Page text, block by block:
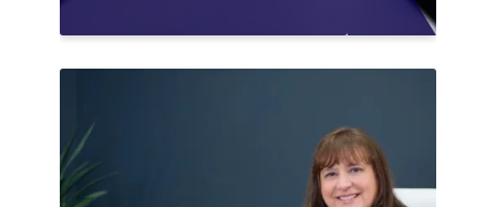
STRUCTURER LA
CESSION DES PARTS